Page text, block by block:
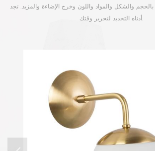
والشكل والمواد واللون وخرج الإضاءة والمزيد. تجد
أدناه التحديد لتحرير وقتك.